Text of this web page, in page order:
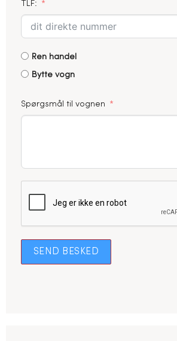
TLF:
Ren handel
Bytte vogn
Spørgsmål til vognen
SEND BESKED